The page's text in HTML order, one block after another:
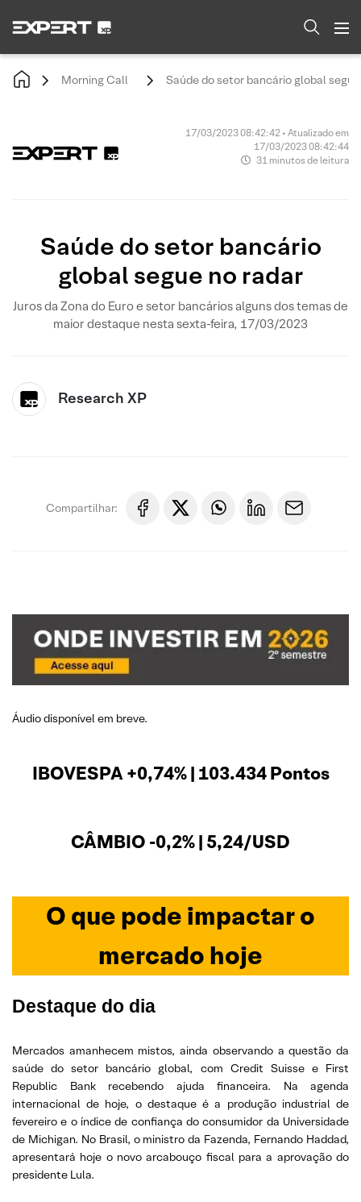
Morning Call Saúde do setor bancário global
17/03/2023 08:42:42 • Atualizado em
17/03/2023 08:42:44
31 minutos de leitura
Saúde do setor bancário
global segue no radar
Juros da Zona do Euro e setor bancários alguns dos temas de
maior destaque nesta sexta-feira, 17/03/2023
Research XP
Compartilhar:
Áudio disponível em breve.
IBOVESPA +0,74% | 103.434 Pontos
CÂMBIO -0,2% | 5,24/USD
O que pode impactar o
mercado hoje
Destaque do dia
Mercados amanhecem mistos, ainda observando a questão da
saúde do setor bancário global, com Credit Suisse e First
Republic Bank recebendo ajuda financeira. Na agenda
internacional de hoje, o destaque é a produção industrial de
fevereiro e o índice de confiança do consumidor da Universidade
de Michigan. No Brasil, o ministro da Fazenda, Fernando Haddad,
apresentará hoje o novo arcabouço fiscal para a aprovação do
presidente Lula.